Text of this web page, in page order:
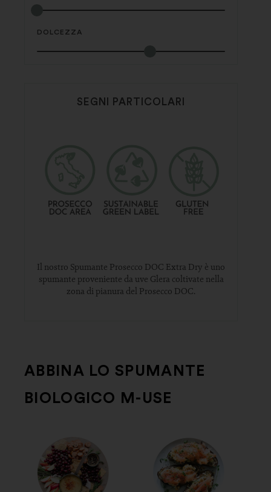
DOLCEZZA
SEGNI PARTICOLARI
Il nostro Spumante Prosecco DOC Extra Dry è uno
spumante proveniente da uve Glera coltivate nella
zona di pianura del Prosecco DOC.
ABBINA LO SPUMANTE
BIOLOGICO M-USE